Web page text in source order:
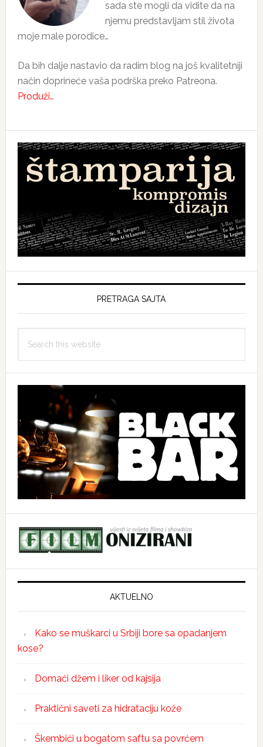
sada ste mogli da vidite da na
njemu predstavljam stil života
moje male porodice…
Da bih dalje nastavio da radim blog na još kvalitetniji
način doprineće vaša podrška preko Patreona.
Produži…
PRETRAGA SAJTA
this
AKTUELNO
Kako se muškarci u Srbiji bore sa opadanjem
kose?
Domaći džem i liker od kajsija
Praktični saveti za hidrataciju kože
Škembići u bogatom saftu sa povrćem